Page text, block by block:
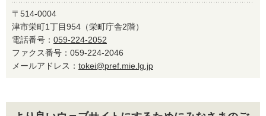
〒514-0004
津市栄町1丁目954（栄町庁舎2階）
電話番号： 059-224-2052
ファクス番号：059-224-2046
メールアドレス： tokei@pref.mie.lg.jp